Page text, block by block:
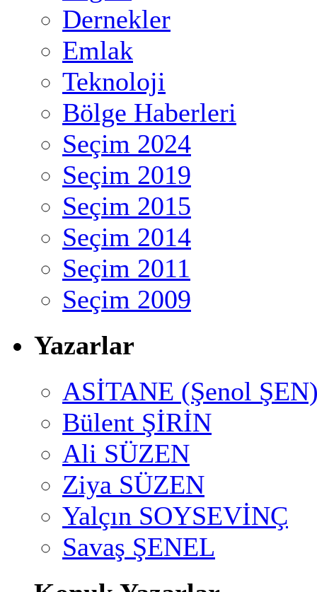
Dernekler
Emlak
Teknoloji
Bölge Haberleri
Seçim 2024
Seçim 2019
Seçim 2015
Seçim 2014
Seçim 2011
Seçim 2009
Yazarlar
ASİTANE (Şenol
Bülent ŞİRİN
Ali SÜZEN
Ziya SÜZEN
Yalçın SOYSEVİNÇ
Savaş ŞENEL